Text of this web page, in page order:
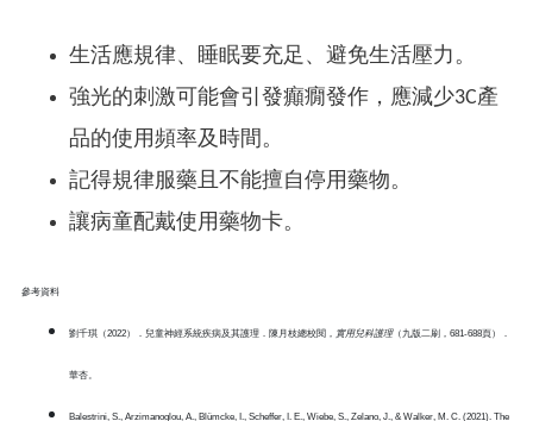
生活應規律、睡眠要充足、避免生活壓力。
強光的刺激可能會引發癲癇發作，應減少3C產
品的使用頻率及時間。
記得規律服藥且不能擅自停用藥物。
讓病童配戴使用藥物卡。
參考資料
劉千琪（2022）．兒童神經系統疾病及其護理．陳月枝總校閱， 實用兒科護理（九版二刷，681-688頁）．
華杏。
​Balestrini, S., Arzimanoglou, A., Blümcke, I., Scheffer, I. E., Wiebe, S., Zelano, J., & Walker, M. C. (2021). The